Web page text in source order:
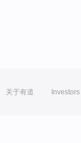
关于有道 Investors